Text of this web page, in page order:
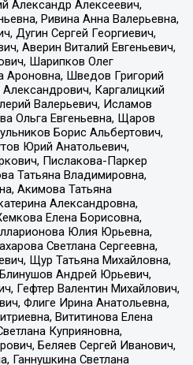
Александр Алексеевич,
Ривина Анна Валерьевна,
Дугин Сергей Георгиевич,
Аверин Виталий Евгеньевич,
Шарипков Олег
Ароновна, Шведов Григорий
Каргалицкий
Валерьевич, Исламов
Ольга Евгеньевна, Щаров
Борис Альбертович,
Юрий Анатольевич,
Пислакова-Паркер
Татьяна Владимировна,
Акимова Татьяна
Александровна,
Елена Борисовна,
Юлия Юрьевна,
Светлана Сергеевна,
Щур Татьяна Михайловна,
Андрей Юрьевич,
Гефтер Валентин Михайлович,
Флиге Ирина Анатольевна,
Вититинова Елена
Куприяновна,
Беляев Сергей Иванович,
Ганнушкина Светлана